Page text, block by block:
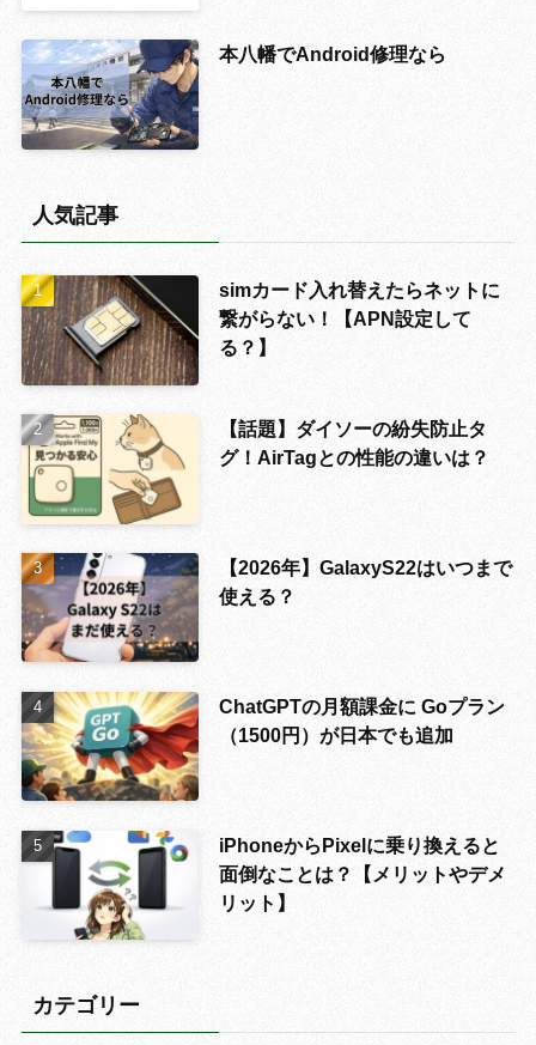
本八幡でAndroid修理なら
人気記事
simカード入れ替えたらネットに
繋がらない！【APN設定して
る？】
【話題】ダイソーの紛失防止タ
グ！AirTagとの性能の違いは？
【2026年】GalaxyS22はいつまで
使える？
ChatGPTの月額課金に Goプラン
（1500円）が日本でも追加
iPhoneからPixelに乗り換えると
面倒なことは？【メリットやデメ
リット】
カテゴリー